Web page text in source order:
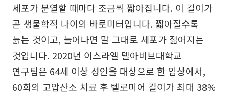
세포가 분열할 때마다 조금씩 짧아집니다. 이 길이가
곧 생물학적 나이의 바로미터입니다. 짧아질수록
늙는 것이고, 늘어나면 말 그대로 세포가 젊어지는
것입니다. 2020년 이스라엘 텔아비브대학교
연구팀은 64세 이상 성인을 대상으로 한 임상에서,
60회의 고압산소 치료 후 텔로미어 길이가 최대 38%